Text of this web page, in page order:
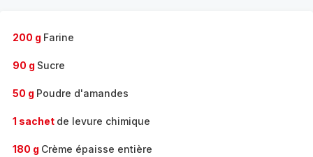
200 g Farine
90 g Sucre
50 g Poudre d'amandes
1 sachet de levure chimique
180 g Crème épaisse entière